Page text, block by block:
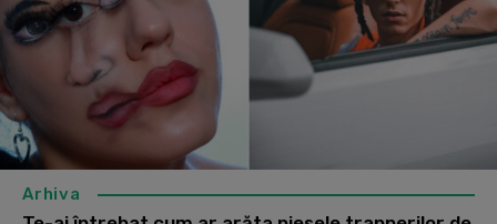
Arhiva